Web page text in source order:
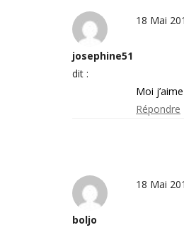
josephine51
dit :
18 Mai
Moi
Répondre
boljo
18 Mai